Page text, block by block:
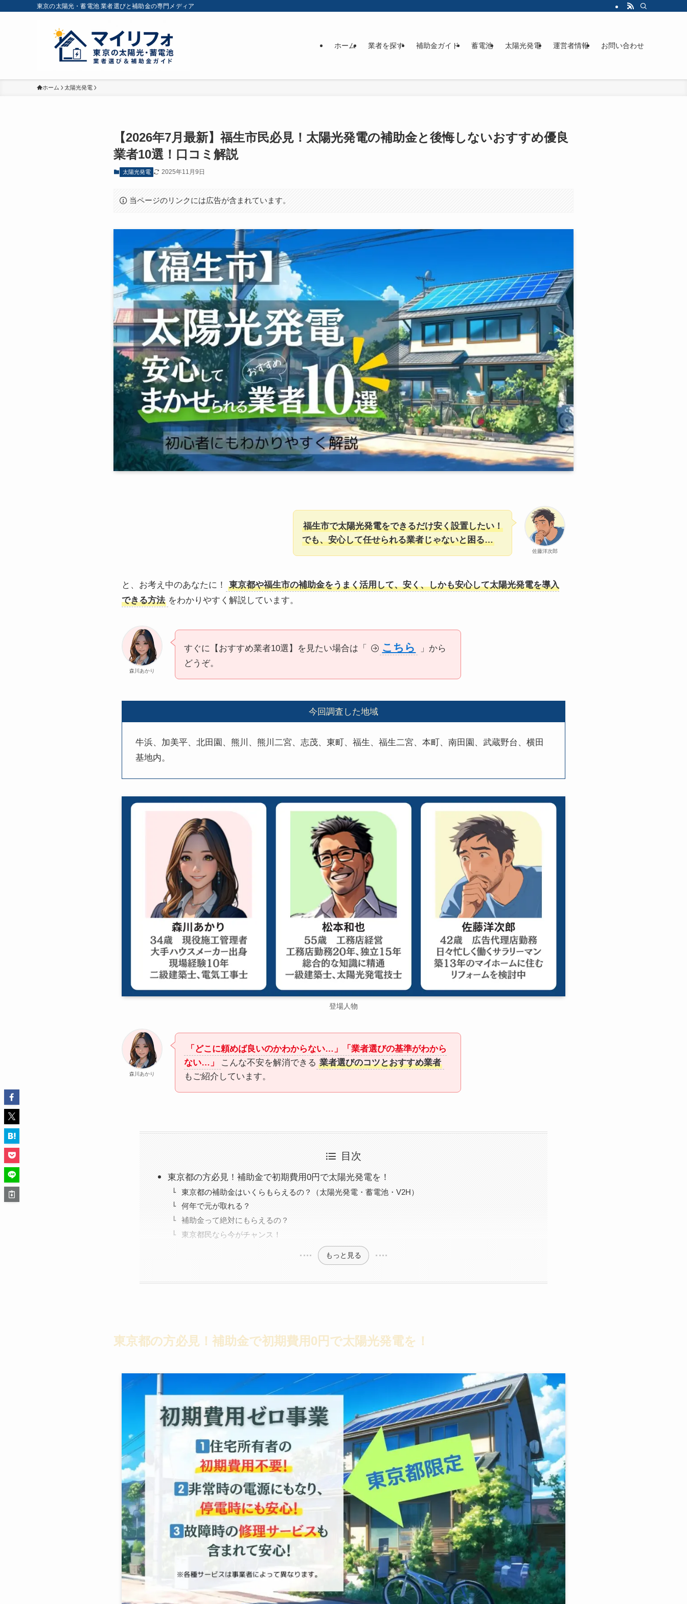
東京の太陽光・蓄電池 業者選びと補助金の専門メディア
ホーム 業者を探す 補助金ガイド 蓄電池 太陽光発電 運営者情報 お問い合わせ
ホーム 太陽光発電
【2026年7月最新】福生市民必見！太陽光発電の補助金と後悔しないおすすめ優良
業者10選！口コミ解説
太陽光発電 2025年11月9日
当ページのリンクには広告が含まれています。
佐藤洋次郎
福生市で太陽光発電をできるだけ安く設置したい！
でも、安心して任せられる業者じゃないと困る…
と、お考え中のあなたに！
東京都や福生市の補助金をうまく活用して、安く、しかも安心して太陽光発電を導入
できる方法 をわかりやすく解説しています。
森川あかり
すぐに【おすすめ業者10選】を見たい場合は「 こちら
」から
どうぞ。
今回調査した地域
牛浜、加美平、北田園、熊川、熊川二宮、志茂、東町、福生、福生二宮、本町、南田園、武蔵野台、横田
基地内。
登場人物
森川あかり
「どこに頼めば良いのかわからない…」「業者選びの基準がわから
ない…」
こんな不安を解消できる 業者選びのコツとおすすめ業者
もご紹介しています。
目次
東京都の方必見！補助金で初期費用0円で太陽光発電を！
東京都の補助金はいくらもらえるの？（太陽光発電・蓄電池・V2H）
何年で元が取れる？
補助金って絶対にもらえるの？
東京都民なら今がチャンス！
もっと見る
東京都の方必見！補助金で初期費用0円で太陽光発電を！